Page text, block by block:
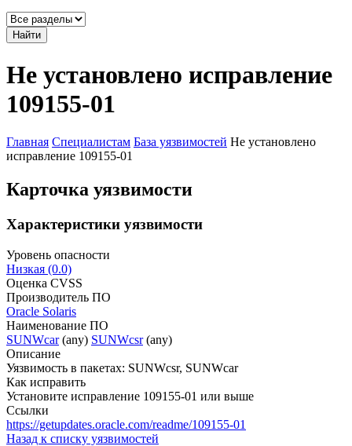
Найти
Не установлено исправление
109155-01
Главная Специалистам База уязвимостей Не установлено
исправление 109155-01
Карточка уязвимости
Характеристики уязвимости
Уровень опасности
Низкая (0.0)
Оценка CVSS
Производитель ПО
Oracle Solaris
Наименование ПО
SUNWcar(any) SUNWcsr(any)
Описание
Уязвимость в пакетах: SUNWcsr, SUNWcar
Как исправить
Установите исправление 109155-01 или выше
Ссылки
https://getupdates.oracle.com/readme/109155-01
Назад к списку уязвимостей